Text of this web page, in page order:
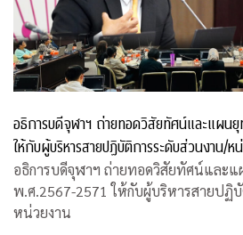
อธิการบดีจุฬาฯ ถ่ายทอดวิสัยทัศน์และแผน
ให้กับผู้บริหารสายปฏิบัติการระดับส่วนงาน/ห
อธิการบดีจุฬาฯ ถ่ายทอดวิสัยทัศน์และ
พ.ศ.2567-2571 ให้กับผู้บริหารสายปฏิ
หน่วยงาน